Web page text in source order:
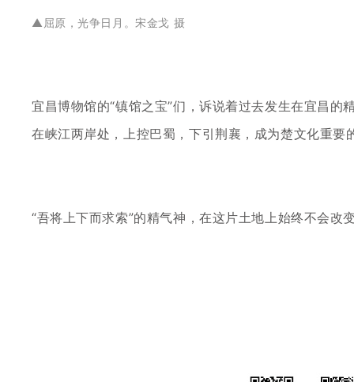
▲ 屈原，光争日月。宋金戈 摄
宜昌博物馆的“镇馆之宝”们，诉说着过去发生在宜昌
在峡江两岸处，上控巴蜀，下引荆襄，成为楚文化重要
“吾将上下而求索”的精气神，在这片土地上始终不会改